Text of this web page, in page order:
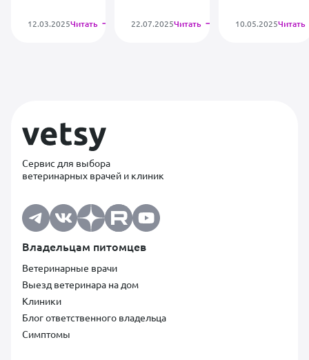
12.03.2025Читать 22.07.2025Читать 10.05.2025Читать
Сервис для выбора
ветеринарных врачей и клиник
Владельцам питомцев
Ветеринарные врачи
Выезд ветеринара на дом
Клиники
Блог ответственного владельца
Симптомы